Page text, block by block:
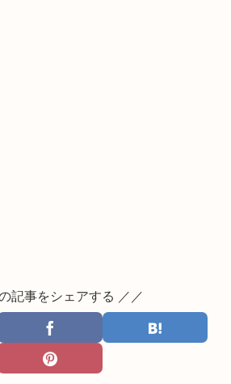
記事をシェアする ／／